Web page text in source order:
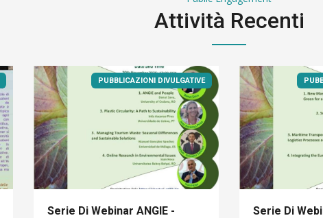
Attività Recenti
PUBBLICAZIONI DIVULGATIVE
Serie Di Webinar ANGIE -
Serie Di